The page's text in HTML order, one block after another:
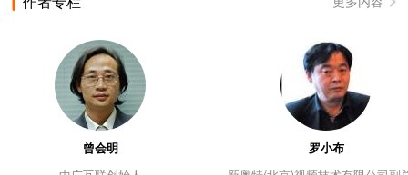
曾会明
罗小布